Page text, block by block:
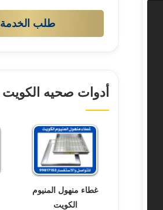
طلب الخدمة
أدوات صحيه الكويت
غطاء منهول المنيوم
الكويت